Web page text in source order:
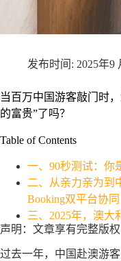
2025年9
当百万中国游客敲门时
的富贵”了吗？
Table of Contents
一、90秒测试：你
二、从亲力亲为
Booking双平台协同
三、2025年，澳大
声明：文章享有完整版
过去一年，中国赴澳游